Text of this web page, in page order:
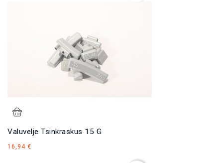
Valuvelje Tsinkraskus 15 G
16,94 €